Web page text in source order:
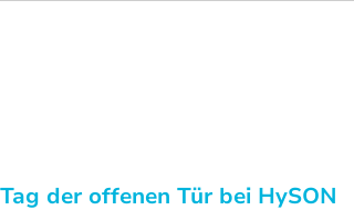
Tag der offenen Tür bei HySON